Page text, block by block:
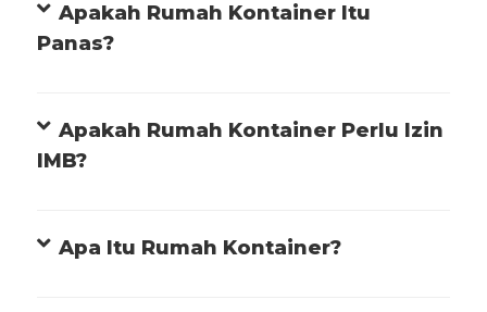
Apakah Rumah Kontainer Itu
Panas?
Apakah Rumah Kontainer Perlu Izin
IMB?
Apa Itu Rumah Kontainer?